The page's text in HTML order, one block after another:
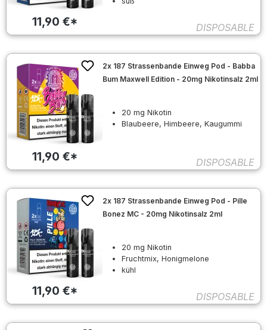
11,90 €* DISPOSABLE
11,90 €*
2x 187 Strassenbande Einweg Pod - Babba
Bum Maxwell Edition - 20mg Nikotinsalz 2ml
20 mg Nikotin
Blaubeere, Himbeere, Kaugummi
DISPOSABLE
11,90 €*
2x 187 Strassenbande Einweg Pod - Pille
Bonez MC - 20mg Nikotinsalz 2ml
20 mg Nikotin
Fruchtmix, Honigmelone
kühl
DISPOSABLE